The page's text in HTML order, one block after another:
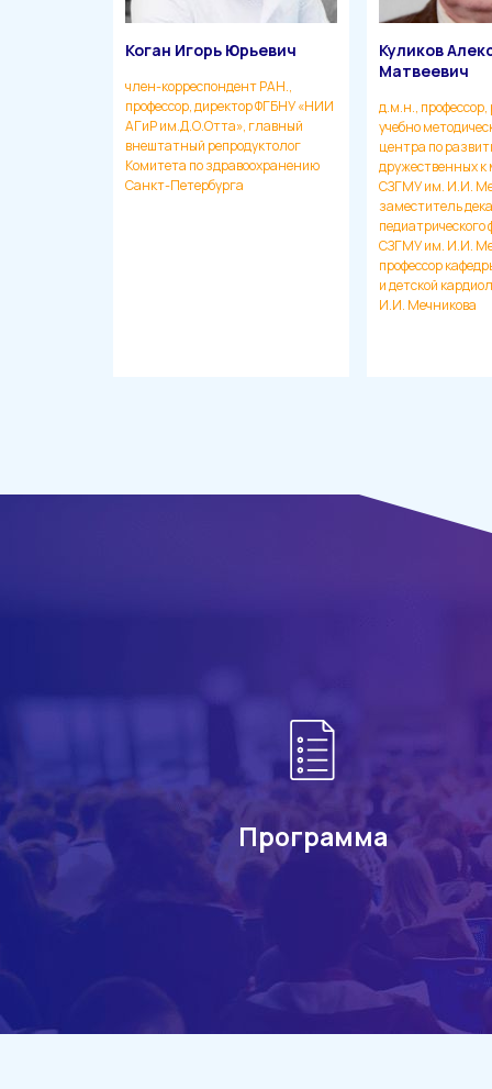
Коган Игорь Юрьевич
член-корреспондент РАН.,
профессор, директор ФГБНУ «НИИ
АГиР им.Д.О.Отта», главный
внештатный репродуктолог
Комитета по здравоохранению
Санкт-Петербурга
Куликов
Матвеевич
д.м.н., профессор,
учебно
центра по
дружественных
СЗГМУ им. И.И.
заместитель
педиатрического
СЗГМУ им. И.И.
профессор
и детской
И.И. Мечникова
Программа